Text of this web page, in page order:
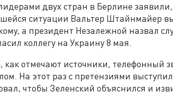
двух стран в Берлине
ситуации Вальтер Штайнмайер
а президент Незалежной назвал
коллегу на Украину 8 мая.
как отмечают источники, телефонный
На этот раз с претензиями
чтобы Зеленский объяснился и